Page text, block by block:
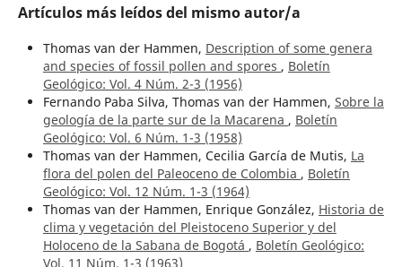
Artículos más leídos del mismo autor/a
Thomas van der Hammen, Description of some genera
and species of fossil pollen and spores , Boletín
Geológico: Vol. 4 Núm. 2-3 (1956)
Fernando Paba Silva, Thomas van der Hammen, Sobre la
geología de la parte sur de la Macarena , Boletín
Geológico: Vol. 6 Núm. 1-3 (1958)
Thomas van der Hammen, Cecilia García de Mutis, La
flora del polen del Paleoceno de Colombia , Boletín
Geológico: Vol. 12 Núm. 1-3 (1964)
Thomas van der Hammen, Enrique González, Historia de
clima y vegetación del Pleistoceno Superior y del
Holoceno de la Sabana de Bogotá , Boletín Geológico:
Vol. 11 Núm. 1-3 (1963)